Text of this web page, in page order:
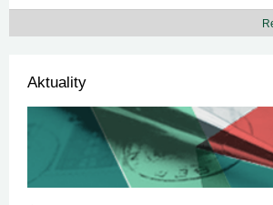
Aktuality